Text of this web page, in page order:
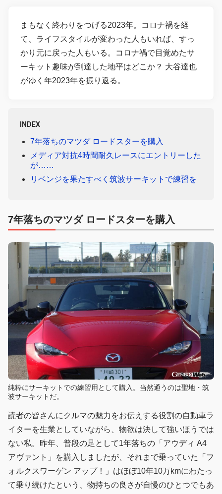
まもなく終わりをつげる2023年。コロナ禍を経
て、ライフスタイルが変わった人もいれば、すっ
かり元に戻った人もいる。コロナ禍で目覚めたサ
ーキット趣味が到達した地平はどこか？ 大谷達也
がゆく年2023年を振り返る。
INDEX
7年落ちのマツダ ロードスターを購入
メディア対抗4時間耐久レースにエントリーした
が……
リベンジを果たすべく筑波サーキットで練習を
7年落ちのマツダ ロードスターを購入
純粋にサーキットでの練習用として購入。当然通うのは聖地・筑
波サーキットだ。
読者の皆さんにクルマの魅力をお伝えする役割の自動車ラ
イターを生業としていながら、物欲は決して強いほうでは
ない私。昨年、普段の足として1年落ちの「アウディ A4
アヴァント」を購入しましたが、それまで乗っていた「フ
ォルクスワーゲン アップ！」はほぼ10年10万kmにわたっ
て乗り続けたという、物持ちの良さが自慢のひとつでもあ